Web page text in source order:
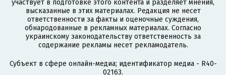
участвует в подготовке этого контента и разделяет мнения,
высказанные в этих материалах. Редакция не несет
ответственности за факты и оценочные суждения,
обнародованные в рекламных материалах. Согласно
украинскому законодательству ответственность за
содержание рекламы несет рекламодатель.
Субъект в сфере онлайн-медиа; идентификатор медиа - R40-
02163.